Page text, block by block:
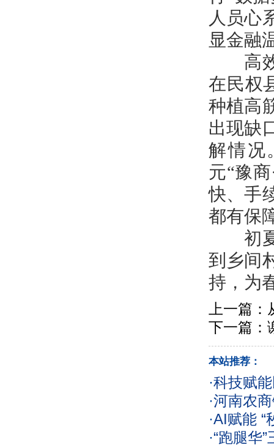
人员心
显金融
高效
在民权
种植高
出现缺
解情况
元“豫
快、手
都有保
初夏
到乡间
持，为
上一篇：
下一篇：
本站推荐：
·科技赋
·河南农
·AI赋能 “
·“跑腿华